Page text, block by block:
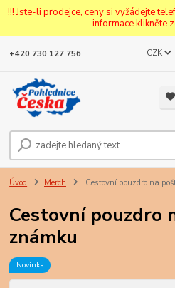
!!! Jste-li prodejce, ceny si vyžádejte
informace klikněte
CZK
+420 730 127 756
Úvod Merch Cestovní pouzdro na
Cestovní pouzdro
známku
Novinka